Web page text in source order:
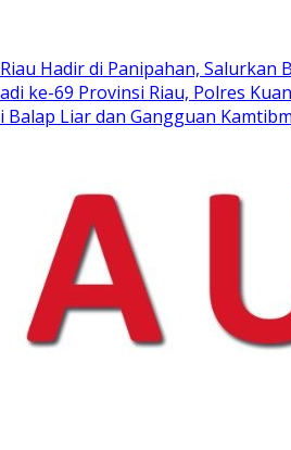
Hadir di Panipahan, Salurkan
ke-69 Provinsi Riau, Polres
Liar dan Gangguan